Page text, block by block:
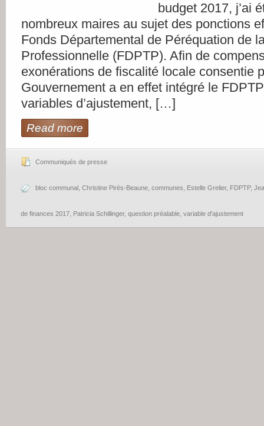
budget 2017, j’ai
nombreux maires au sujet des ponctions
Fonds Départemental de Péréquation de
Professionnelle (FDPTP). Afin de
exonérations de fiscalité locale consentie
Gouvernement a en effet intégré le
variables d’ajustement, […]
Read more
Communiqués de presse
bloc communal Christine Pirès-Beaune communes Estelle Grelier, FDPTP,
de finances 2017 Patricia Schillinger, question préalable variable d'ajustement